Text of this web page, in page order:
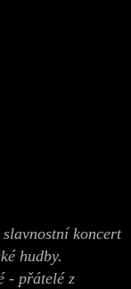
koncert
hudby.
- přátelé z